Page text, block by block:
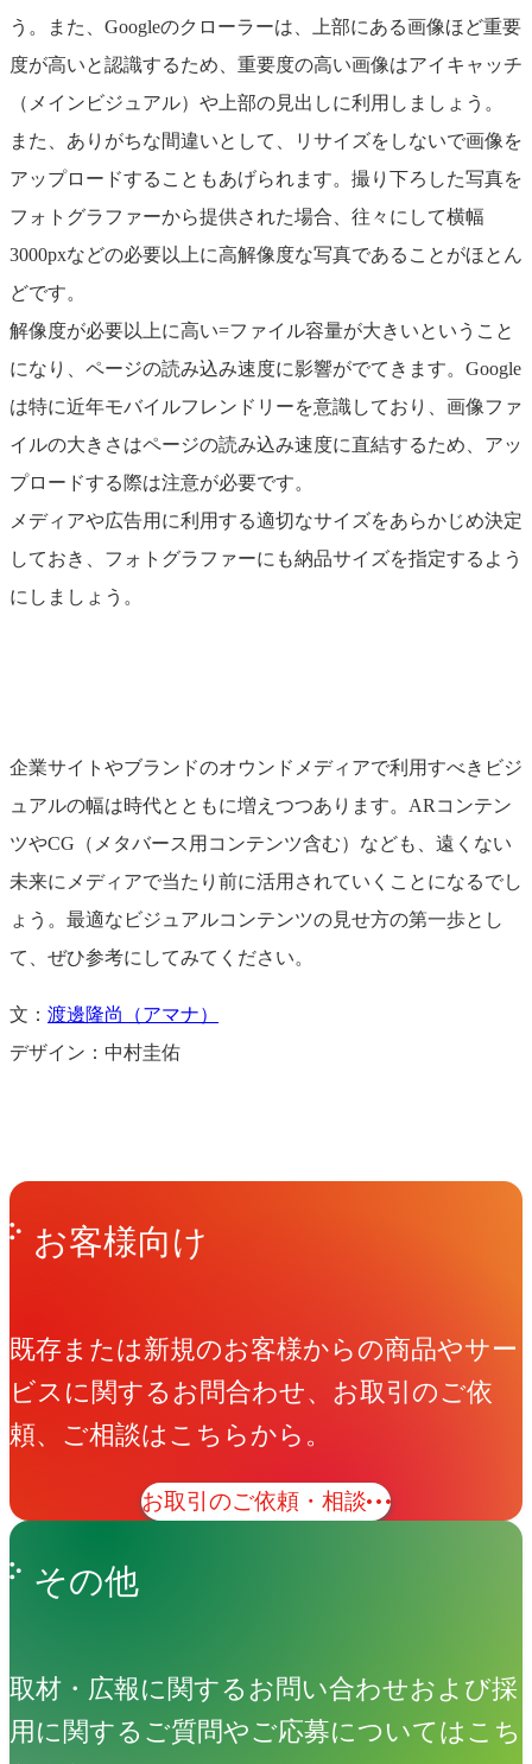
う。また、Googleのクローラーは、上部にある画像ほど重要
度が高いと認識するため、重要度の高い画像はアイキャッチ
（メインビジュアル）や上部の見出しに利用しましょう。
また、ありがちな間違いとして、リサイズをしないで画像を
アップロードすることもあげられます。撮り下ろした写真を
フォトグラファーから提供された場合、往々にして横幅
3000pxなどの必要以上に高解像度な写真であることがほとん
どです。
解像度が必要以上に高い=ファイル容量が大きいということ
になり、ページの読み込み速度に影響がでてきます。Google
は特に近年モバイルフレンドリーを意識しており、画像ファ
イルの大きさはページの読み込み速度に直結するため、アッ
プロードする際は注意が必要です。
メディアや広告用に利用する適切なサイズをあらかじめ決定
しておき、フォトグラファーにも納品サイズを指定するよう
にしましょう。
企業サイトやブランドのオウンドメディアで利用すべきビジ
ュアルの幅は時代とともに増えつつあります。ARコンテン
ツやCG（メタバース用コンテンツ含む）なども、遠くない
未来にメディアで当たり前に活用されていくことになるでし
ょう。最適なビジュアルコンテンツの見せ方の第一歩とし
て、ぜひ参考にしてみてください。
文： 渡邊隆尚（アマナ）
デザイン：中村圭佑
Get in Touchお問い合わせ
お客様向け
既存または新規のお客様からの商品やサー
ビスに関するお問合わせ、お取引のご依
頼、ご相談はこちらから。
お取引のご依頼・相談
その他
取材・広報に関するお問い合わせおよび採
用に関するご質問やご応募についてはこち